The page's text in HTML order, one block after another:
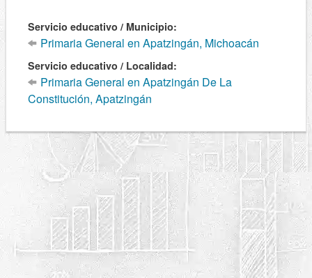
Servicio educativo / Municipio:
Primaria General en Apatzingán, Michoacán
Servicio educativo / Localidad:
Primaria General en Apatzingán De La
Constitución, Apatzingán